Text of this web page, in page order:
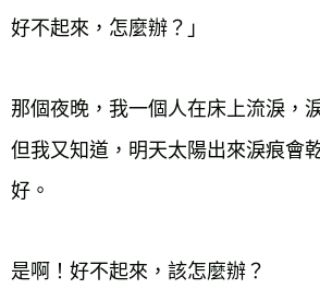
好不起來，怎麼辦？」
那個夜晚，我一個人在床上流淚，
但我又知道，明天太陽出來淚痕會
好。
是啊！好不起來，該怎麼辦？